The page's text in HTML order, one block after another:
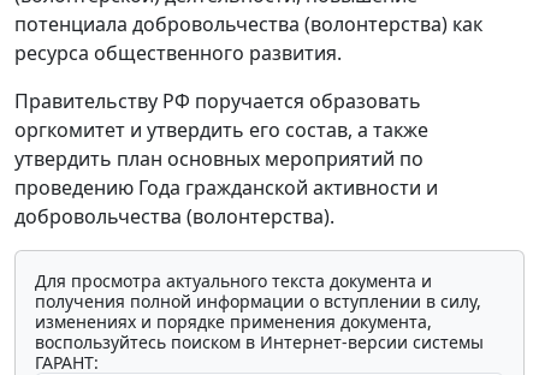
потенциала добровольчества (волонтерства) как
ресурса общественного развития.
Правительству РФ поручается образовать
оргкомитет и утвердить его состав, а также
утвердить план основных мероприятий по
проведению Года гражданской активности и
добровольчества (волонтерства).
Для просмотра актуального текста документа и
получения полной информации о вступлении в силу,
изменениях и порядке применения документа,
воспользуйтесь поиском в Интернет-версии системы
ГАРАНТ: